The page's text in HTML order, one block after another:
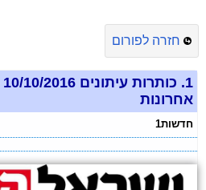
חזרה לפורום
1.
אחרונות
חדשות1